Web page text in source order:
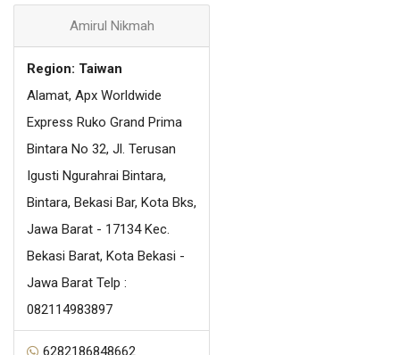
Amirul Nikmah
Region: Taiwan
Alamat, Apx Worldwide
Express Ruko Grand Prima
Bintara No 32, Jl. Terusan
Igusti Ngurahrai Bintara,
Bintara, Bekasi Bar, Kota Bks,
Jawa Barat - 17134 Kec.
Bekasi Barat, Kota Bekasi -
Jawa Barat Telp :
082114983897
6282186848662